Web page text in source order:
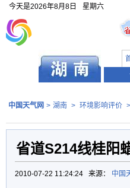
今天是2026年8月8日 星期六
中国天气网 > 湖南 > 环境影响评价 >
省道S214线桂阳
2010-07-22 11:24:24 来源： 中国